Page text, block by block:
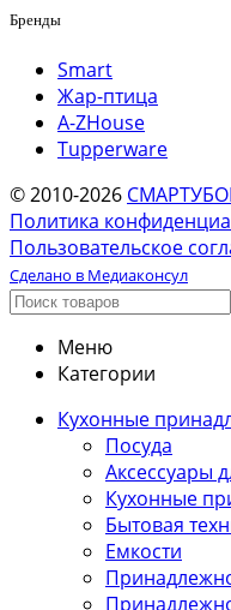
Бренды
Smart
Жар-птица
A-ZHouse
Tupperware
© 2010-2026
Политика
Пользовательское
Сделано в Медиаконсул
Меню
Категории
Кухонные
Посуда
Аксессуары
Кухонные
Бытовая
Емкости